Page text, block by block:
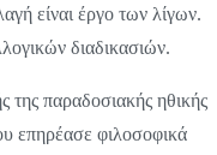
είναι έργο των λίγων.
διαδικασιών.
της παραδοσιακής ηθικής
επηρέασε φιλοσοφικά